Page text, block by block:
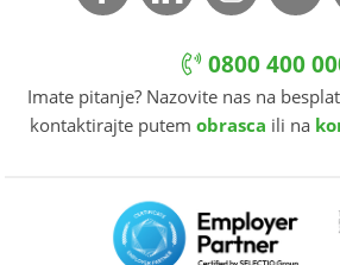
0800 400
Imate pitanje? Nazovite nas na
kontaktirajte putem obrasca ili na